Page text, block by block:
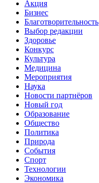
Акция
Бизнес
Благотворительность
Выбор редакции
Здоровье
Конкурс
Культура
Медицина
Мероприятия
Наука
Новости партнёров
Новый год
Образование
Общество
Политика
Природа
События
Спорт
Технологии
Экономика